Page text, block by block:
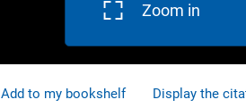
Zoom in
Add to my bookshelf
Display the